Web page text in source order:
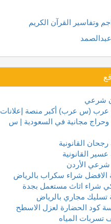
وتفاسير القرآن الكريم
شرعي
(س عرب) أكبر منصة إعلانات
وحراج مجانية في السعودية | س
القانونية
القانونية
شرعي الأردن
الافضل شراء سكراب بالرياض
شراء اثاث مستعمل بجدة
تسليك مجاري بالرياض
كود الحضارة لعزل الاسطح
المياه